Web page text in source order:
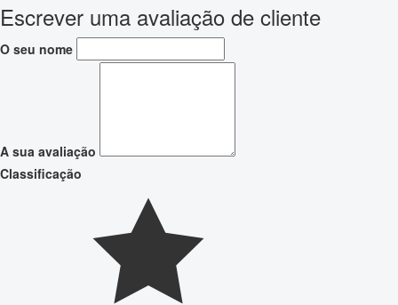
Escrever uma avaliação de cliente
O seu nome
A sua avaliação
Classificação